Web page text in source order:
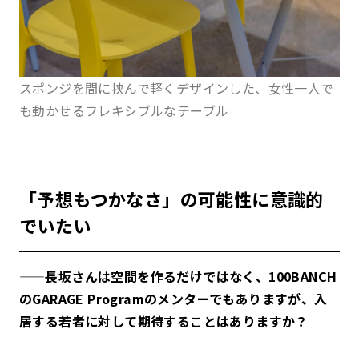
スポンジを間に挟んで軽くデザインした、女性一人で
も動かせるフレキシブルなテーブル
「予想もつかなさ」の可能性に意識的
でいたい
——長坂さんは空間を作るだけではなく、100BANCH
のGARAGE Programのメンターでもありますが、入
居する若者に対して期待することはありますか？